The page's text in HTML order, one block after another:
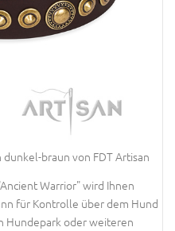
braun von FDT Artisan
Warrior" wird Ihnen
für Kontrolle über dem Hund
Hundepark oder weiteren